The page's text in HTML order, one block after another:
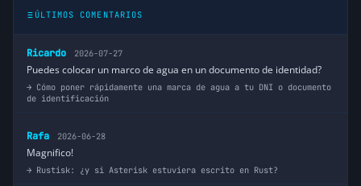
ÚLTIMOS COMENTARIOS
Ricardo 2026-07-27
Puedes colocar un marco de agua en un documento de identidad?
Cómo poner rápidamente una marca de agua a tu DNI o documento
de identificación
Rafa 2026-06-28
Magnifico!
Rustisk: ¿y si Asterisk estuviera escrito en Rust?